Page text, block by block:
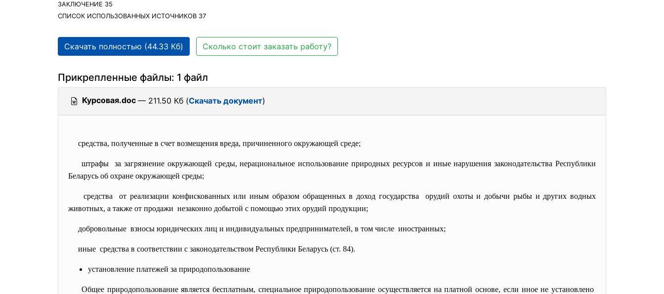
ЗАКЛЮЧЕНИЕ 35
СПИСОК ИСПОЛЬЗОВАННЫХ ИСТОЧНИКОВ 37
Скачать полностью (44.33 Кб) Сколько стоит заказать работу?
Прикрепленные файлы: 1 файл
Курсовая.doc — 211.50 Кб (Скачать документ)
средства, полученные в счет возмещения вреда, причиненного окружающей среде;
штрафы за загрязнение окружающей среды, нерациональное использование природных ресурсов и иные нарушения законодательства Республики
Беларусь об охране окружающей среды;
средства от реализации конфискованных или иным образом обращенных в доход государства орудий охоты и добычи рыбы и других водных
животных, а также от продажи незаконно добытой с помощью этих орудий продукции;
добровольные взносы юридических лиц и индивидуальных предпринимателей, в том числе иностранных;
иные средства в соответствии с законодательством Республики Беларусь (ст. 84).
установление платежей за природопользование
Общее природопользование является бесплатным, специальное природопользование осуществляется на платной основе, если иное не установлено